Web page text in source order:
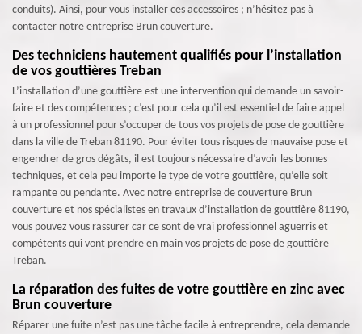
conduits). Ainsi, pour vous installer ces accessoires ; n’hésitez pas à
contacter notre entreprise Brun couverture.
Des techniciens hautement qualifiés pour l’installation
de vos gouttières Treban
L’installation d’une gouttière est une intervention qui demande un savoir-
faire et des compétences ; c’est pour cela qu’il est essentiel de faire appel
à un professionnel pour s’occuper de tous vos projets de pose de gouttière
dans la ville de Treban 81190. Pour éviter tous risques de mauvaise pose et
engendrer de gros dégâts, il est toujours nécessaire d’avoir les bonnes
techniques, et cela peu importe le type de votre gouttière, qu’elle soit
rampante ou pendante. Avec notre entreprise de couverture Brun
couverture et nos spécialistes en travaux d’installation de gouttière 81190,
vous pouvez vous rassurer car ce sont de vrai professionnel aguerris et
compétents qui vont prendre en main vos projets de pose de gouttière
Treban.
La réparation des fuites de votre gouttière en zinc avec
Brun couverture
Réparer une fuite n’est pas une tâche facile à entreprendre, cela demande